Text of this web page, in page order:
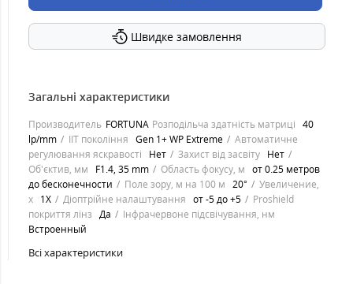
Швидке замовлення
Загальні характеристики
Производитель FORTUNA Розподільча здатність матриці 40
lp/mm
IIT покоління Gen 1+ WP Extreme
Автоматичне
регулювання яскравості
Нет Захист від засвіту Нет
Об'єктив, мм
F1.4, 35 mm Область фокусу, м от 0.25 метров
до бесконечности
Поле зору, м на 100 м 20°
Увеличение,
х 1X Діоптрійне налаштування от -5 до +5
Proshield
покриття лінз Да
Інфрачервоне підсвічування, нм
Встроенный
Всі характеристики